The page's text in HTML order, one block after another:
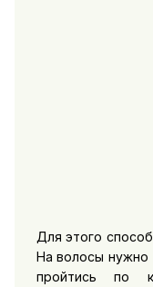
Для этого
На волосы нужно
пройтись по